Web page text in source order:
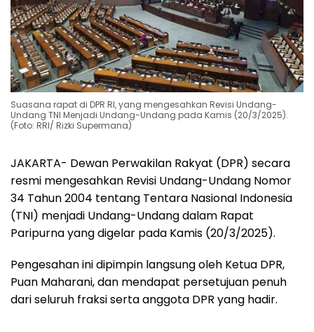
Suasana rapat di DPR RI, yang mengesahkan Revisi Undang-
Undang TNI Menjadi Undang-Undang pada Kamis (20/3/2025).
(Foto: RRI/ Rizki Supermana)
JAKARTA- Dewan Perwakilan Rakyat (DPR) secara
resmi mengesahkan Revisi Undang-Undang Nomor
34 Tahun 2004 tentang Tentara Nasional Indonesia
(TNI) menjadi Undang-Undang dalam Rapat
Paripurna yang digelar pada Kamis (20/3/2025).
Pengesahan ini dipimpin langsung oleh Ketua DPR,
Puan Maharani, dan mendapat persetujuan penuh
dari seluruh fraksi serta anggota DPR yang hadir.